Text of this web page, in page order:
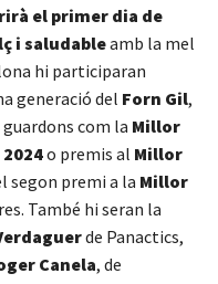
el primer dia de
i saludableamb la mel
hi participaran
generació del Forn Gil,
com la Millor
o premis al Millor
segon premi a la Millor
També hi seran la
de Panactics,
Canela, de